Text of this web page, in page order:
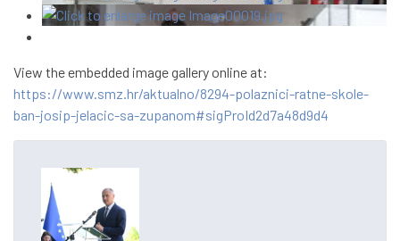
View the embedded image gallery online at:
https://www.smz.hr/aktualno/8294-polaznici-ratne-skole-
ban-josip-jelacic-sa-zupanom#sigProId2d7a48d9d4